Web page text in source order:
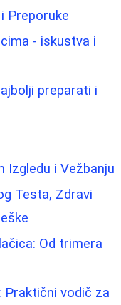
Preporuke
- iskustva i
preparati i
Izgledu i Vežbanju
Testa, Zdravi
Od trimera
Praktični vodič za